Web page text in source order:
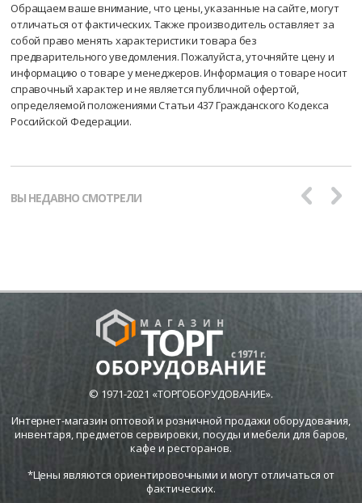
Обращаем ваше внимание, что цены, указанные на сайте, могут
отличаться от фактических. Также производитель оставляет за
собой право менять характеристики товара без
предварительного уведомления. Пожалуйста, уточняйте цену и
информацию о товаре у менеджеров. Информация о товаре носит
справочный характер и не является публичной офертой,
определяемой положениями Статьи 437 Гражданского Кодекса
Российской Федерации.
ВЫ НЕДАВНО СМОТРЕЛИ
© 1971-2021 «ТОРГОБОРУДОВАНИЕ».
Интернет-магазин оптовой и розничной продажи оборудования,
инвентаря, предметов сервировки, посуды и мебели для баров,
кафе и ресторанов.
*Цены являются ориентировочными и могут отличаться от
фактических.